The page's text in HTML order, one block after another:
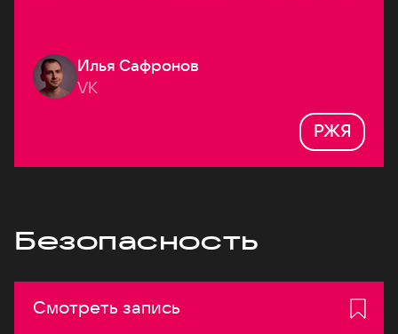
Илья Сафронов
VK
РЖЯ
Безопасность
Смотреть запись